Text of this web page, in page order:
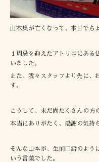
山本集が亡くなって、本日でち
１周忌を迎えたアトリエにある
いました。
また、我々スタッフより先に、
す。
こうして、未だ尚たくさんの方
本当にありがたく、感謝の気持
そんな山本が、生前口癖のよう
いう言葉でした。